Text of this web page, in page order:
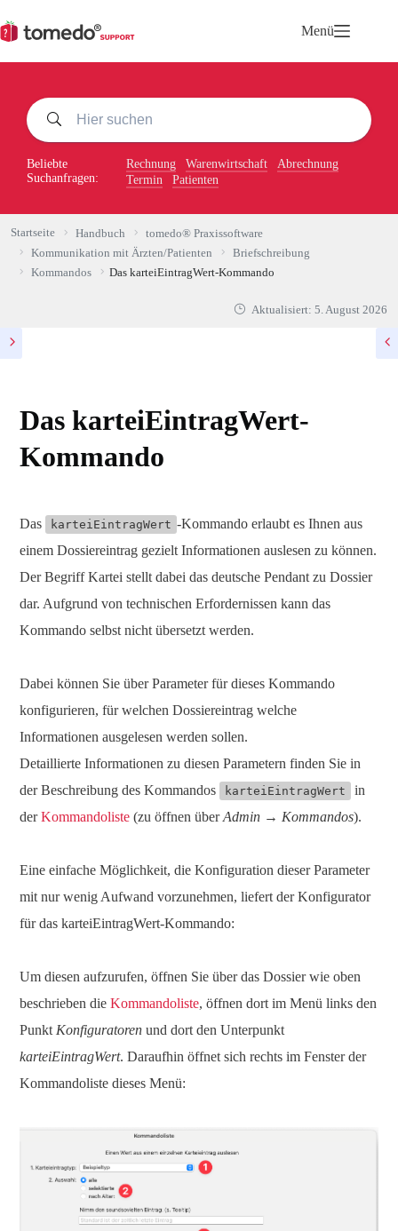
Inhalt
springen
Menü
Beliebte
Suchanfragen:
Rechnung Warenwirtschaft
Abrechnung
Termin
Patienten
Startseite Handbuch
tomedo® Praxissoftware
Kommunikation mit Ärzten/Patienten
Briefschreibung
Kommandos
Das karteiEintragWert-Kommando
Aktualisiert: 5. August 2026
Das karteiEintragWert-
Kommando
Das karteiEintragWert -Kommando erlaubt es Ihnen aus
einem Dossiereintrag gezielt Informationen auslesen zu können.
Der Begriff Kartei stellt dabei das deutsche Pendant zu Dossier
dar. Aufgrund von technischen Erfordernissen kann das
Kommando selbst nicht übersetzt werden.
Dabei können Sie über Parameter für dieses Kommando
konfigurieren, für welchen Dossiereintrag welche
Informationen ausgelesen werden sollen.
Detaillierte Informationen zu diesen Parametern finden Sie in
der Beschreibung des Kommandos
karteiEintragWert
in
derKommandoliste (zu öffnen überAdmin → Kommandos).
Eine einfache Möglichkeit, die Konfiguration dieser Parameter
mit nur wenig Aufwand vorzunehmen, liefert der Konfigurator
für das karteiEintragWert-Kommando:
Um diesen aufzurufen, öffnen Sie über das Dossier wie oben
beschrieben die Kommandoliste, öffnen dort im Menü links den
Punkt Konfiguratoren und dort den Unterpunkt
karteiEintragWert. Daraufhin öffnet sich rechts im Fenster der
Kommandoliste dieses Menü: